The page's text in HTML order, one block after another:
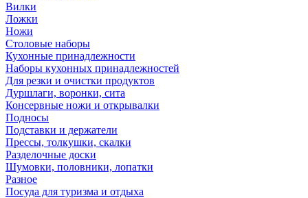
Вилки
Ложки
Ножи
Столовые наборы
Кухонные принадлежности
Наборы кухонных принадлежностей
Для резки и очистки продуктов
Дуршлаги, воронки, сита
Консервные ножи и открывалки
Подносы
Подставки и держатели
Прессы, толкушки, скалки
Разделочные доски
Шумовки, половники, лопатки
Разное
Посуда для туризма и отдыха